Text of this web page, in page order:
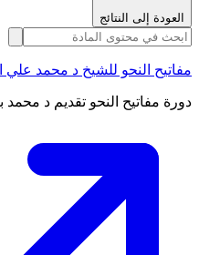
العودة إلى النتائج
مفاتيح النحو للشيخ د محمد علي
دورة مفاتيح النحو تقديم د